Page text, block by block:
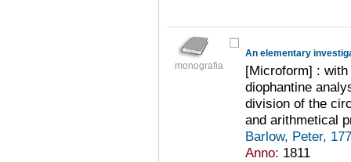
monografia
An elementary
[Microform] :
diophantine
division of the
and arithmetical
Barlow, Peter,
Anno: 1811